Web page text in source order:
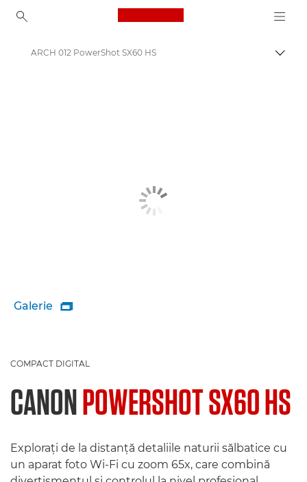
Canon Logo, back to
ARCH 012 PowerShot SX60 HS
Galerie 
COMPACT DIGITAL
CANONPOWERSHOT SX60 HS
Exploraţi de la distanţă detaliile naturii sălbatice cu
un aparat foto Wi-Fi cu zoom 65x, care combină